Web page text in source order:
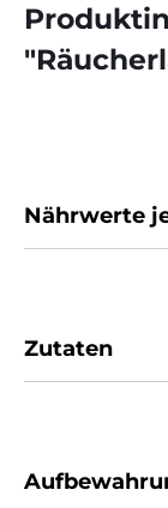
Nährwerte
Zutaten